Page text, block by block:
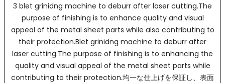
3 blet grinidng machine to deburr after laser cutting.The
purpose of finishing is to enhance quality and visual
appeal of the metal sheet parts while also contributing to
their protection.Blet grinidng machine to deburr after
laser cutting.The purpose of finishing is to enhancing the
quality and visual appeal of the metal sheet parts while
contributing to their protection.均一な仕上げを保証し、表面